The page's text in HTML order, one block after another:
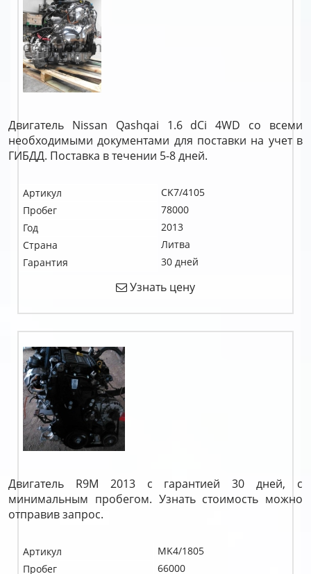
Двигатель Nissan Qashqai 1.6 dCi 4WD со всеми
необходимыми документами для поставки на учет в
ГИБДД. Поставка в течении 5-8 дней.
Артикул
CK7/4105
Пробег
78000
Год
2013
Страна
Литва
Гарантия
30 дней
Узнать цену
Двигатель R9M 2013 с гарантией 30 дней, с
минимальным пробегом. Узнать стоимость можно
отправив запрос.
Артикул
MK4/1805
Пробег
66000